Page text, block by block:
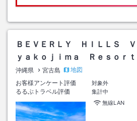
ＢＥＶＥＲＬＹ ＨＩＬＬＳ
ｙａｋｏｊｉｍａ Ｒｅｓｏｒｔ
沖縄県 宮古島
地図
お客様アンケート評価
対象外
るるぶトラベル評価
集計中
無線LAN